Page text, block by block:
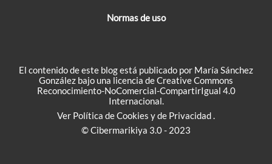
Normas de uso
El contenido de este blog está publicado por María Sánchez
González bajo una licencia de Creative Commons
Reconocimiento-NoComercial-CompartirIgual 4.0
Internacional.
Ver Política de Cookies y de Privacidad.
© Cibermarikiya 3.0 - 2023